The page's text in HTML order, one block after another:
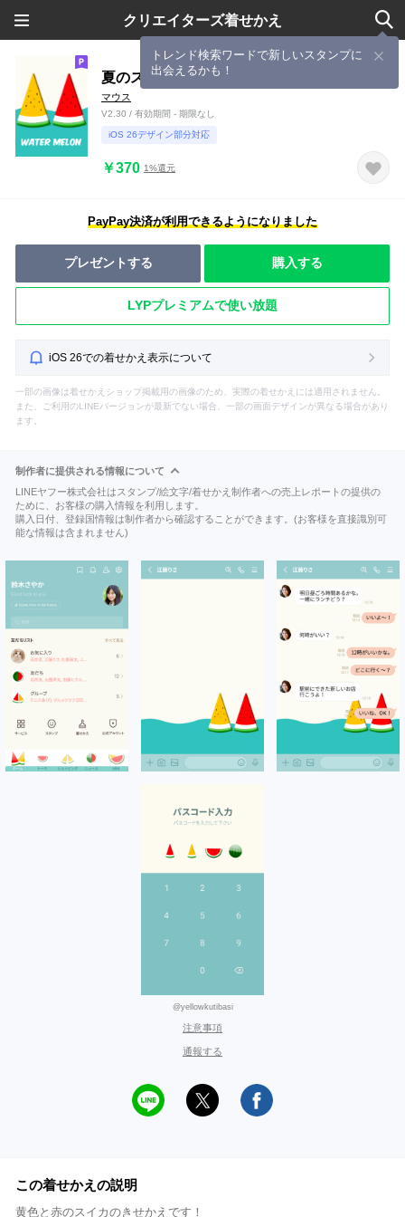
クリエイターズ着せかえ
トレンド検索ワードで新しいスタンプに
出会えるかも！
夏のスイカ
マウス
V2.30 / 有効期間 - 期限なし
iOS 26デザイン部分対応
￥370 1%還元
PayPay決済が利用できるようになりました
プレゼントする 購入する
LYPプレミアムで使い放題
iOS 26での着せかえ表示について
一部の画像は着せかえショップ掲載用の画像のため、実際の着せかえには適用されません。
また、ご利用のLINEバージョンが最新でない場合、一部の画面デザインが異なる場合があり
ます。
制作者に提供される情報について
LINEヤフー株式会社はスタンプ/絵文字/着せかえ制作者への売上レポートの提供の
ために、お客様の購入情報を利用します。
購入日付、登録国情報は制作者から確認することができます。(お客様を直接識別可
能な情報は含まれません)
@yellowkutibasi
注意事項
通報する
この着せかえの説明
黄色と赤のスイカのきせかえです！